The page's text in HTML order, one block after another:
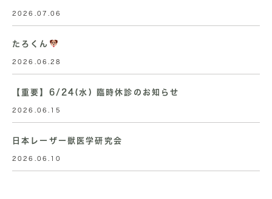
2026.07.06
たろくん
2026.06.28
【重要】6/24(水) 臨時休診のお知らせ
2026.06.15
日本レーザー獣医学研究会
2026.06.10